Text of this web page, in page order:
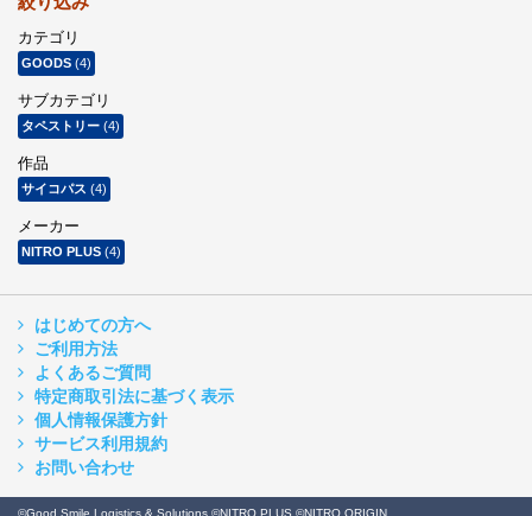
カテゴリ
GOODS (4)
サブカテゴリ
タペストリー (4)
作品
サイコパス (4)
メーカー
NITRO PLUS (4)
はじめての方へ
ご利用方法
よくあるご質問
特定商取引法に基づく表示
個人情報保護方針
サービス利用規約
お問い合わせ
©Good Smile Logistics & Solutions ©NITRO PLUS ©NITRO ORIGIN